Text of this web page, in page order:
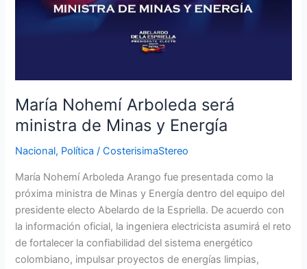
María Nohemí Arboleda será
ministra de Minas y Energía
Nacional, Política /CosterisimaStereo
María Nohemí Arboleda Arango fue presentada como la
próxima ministra de Minas y Energía dentro del equipo del
presidente electo Abelardo de la Espriella. De acuerdo con
la información oficial, la ingeniera electricista asumirá el reto
de fortalecer la confiabilidad del sistema energético
colombiano, impulsar proyectos de energías limpias,